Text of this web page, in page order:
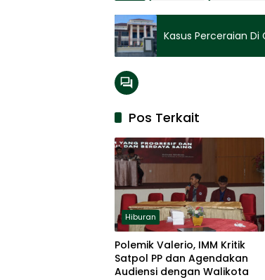
Kasus Perceraian
Pos Terkait
Hiburan
Polemik Valerio, IMM Kritik
Satpol PP dan Agendakan
Audiensi dengan Walikota